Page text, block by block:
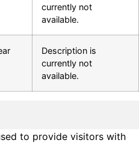
currently not
available.
Description is
currently not
available.
to provide visitors with